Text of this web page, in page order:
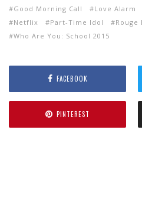
Good Morning Call
Love Alarm
Netflix
Part-Time Idol Rouge
Who Are You: School 2015
FACEBOOK
PINTEREST